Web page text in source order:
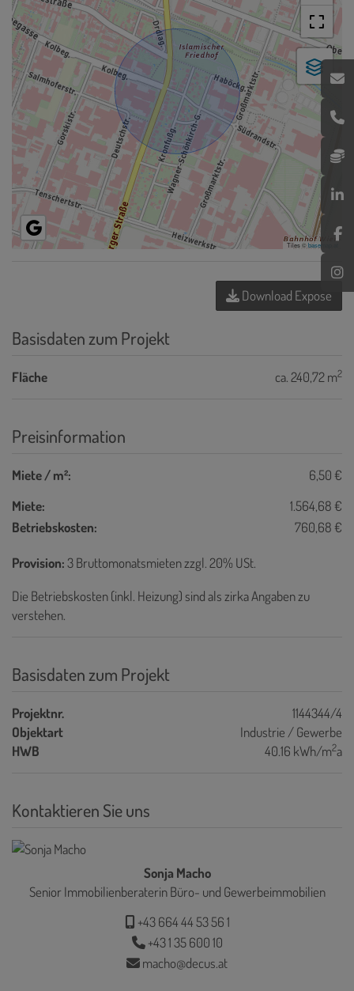
Tiles ©basemap.at
Download Expose
Basisdaten zum Projekt
Fläche ca. 240,72 m2
Preisinformation
Miete / m²:
6,50 €
Miete:
1.564,68 €
Betriebskosten:
760,68 €
Provision:3 Bruttomonatsmieten zzgl. 20% USt.
Die Betriebskosten (inkl. Heizung) sind als zirka Angaben zu
verstehen.
Basisdaten zum Projekt
Projektnr.
1144344/4
Objektart
Industrie / Gewerbe
HWB
40.16 kWh/m2a
Kontaktieren Sie uns
Sonja Macho
Senior Immobilienberaterin Büro- und Gewerbeimmobilien
+43 664 44 53 56 1
+43 1 35 600 10
macho@decus.at